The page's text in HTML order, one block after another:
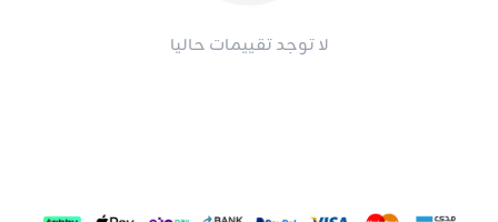
لا توجد تقييمات حاليا